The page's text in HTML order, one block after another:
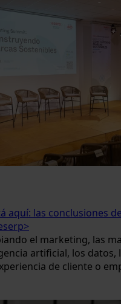
aquí: las conclusiones
el marketing, las
artificial, los datos,
de cliente o